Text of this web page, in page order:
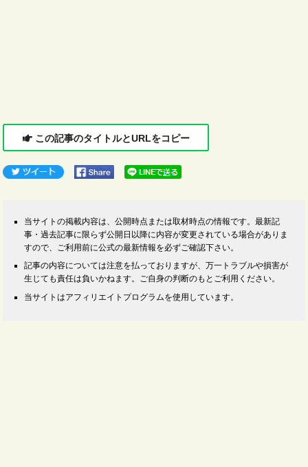
この記事のタイトルとURLをコピー
当サイトの掲載内容は、公開時点または取材時点の情報です。最新記
事・過去記事に限らず公開日以降に内容が変更されている場合がありま
すので、ご利用前に公式の最新情報を必ずご確認下さい。
記事の内容については注意を払っておりますが、万一トラブルや損害が
生じても責任は負いかねます。ご自身の判断のもとご利用ください。
当サイトはアフィリエイトプログラムを使用しています。